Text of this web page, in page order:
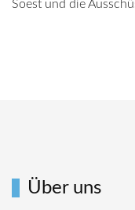
Soest und die
Über uns